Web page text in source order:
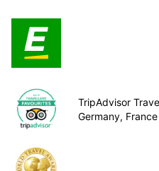
TripAdvisor
Germany,